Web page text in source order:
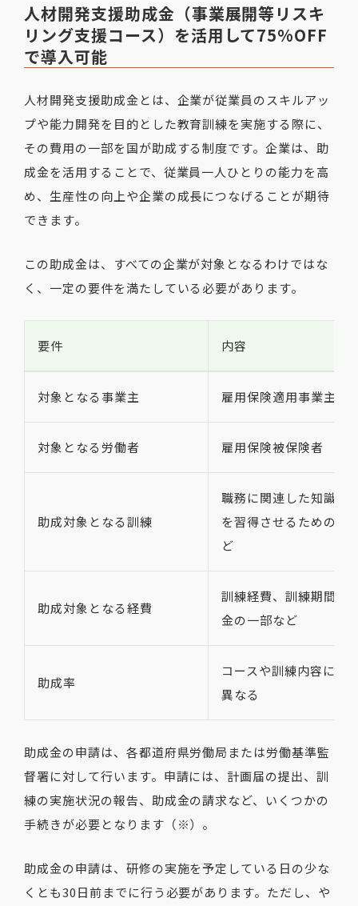
人材開発支援助成金（事業展開等リスキ
リング支援コース）を活用して75%OFF
で導入可能
人材開発支援助成金とは、企業が従業員のスキルアッ
プや能力開発を目的とした教育訓練を実施する際に、
その費用の一部を国が助成する制度です。企業は、助
成金を活用することで、従業員一人ひとりの能力を高
め、生産性の向上や企業の成長につなげることが期待
できます。
この助成金は、すべての企業が対象となるわけではな
く、一定の要件を満たしている必要があります。
要件 内容
対象となる事業主 雇用保険適用事業主
対象となる労働者 雇用保険被保険者
助成対象となる訓練
職務に関連した知識・
を習得させるための訓
ど
助成対象となる経費
訓練経費、訓練期間中
金の一部など
助成率
コースや訓練内容によ
異なる
助成金の申請は、各都道府県労働局または労働基準監
督署に対して行います。申請には、計画届の提出、訓
練の実施状況の報告、助成金の請求など、いくつかの
手続きが必要となります（※）。
助成金の申請は、研修の実施を予定している日の少な
くとも30日前までに行う必要があります。ただし、や